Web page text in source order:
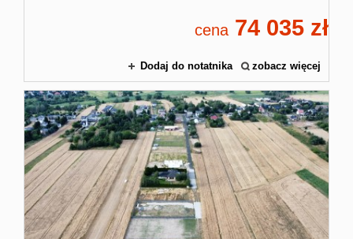
cena 74 035
Dodaj do notatnika zobacz więcej